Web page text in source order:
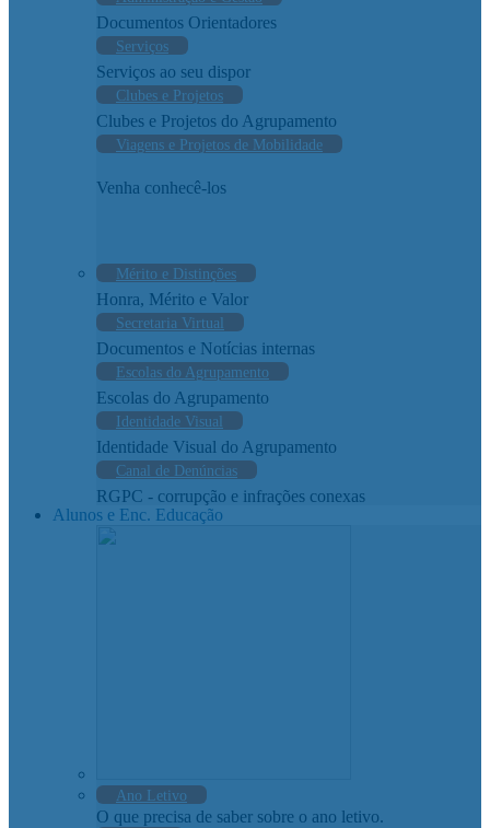
Documentos Orientadores
Serviços
Serviços ao seu dispor
Clubes e Projetos
Clubes e Projetos do Agrupamento
Viagens e Projetos de Mobilidade
Venha conhecê-los
Mérito e Distinções
Honra, Mérito e Valor
Secretaria Virtual
Documentos e Notícias internas
Escolas do Agrupamento
Escolas do Agrupamento
Identidade Visual
Identidade Visual do Agrupamento
Canal de Denúncias
RGPC - corrupção e infrações conexas
Alunos e Enc. Educação
Ano Letivo
O que precisa de saber sobre o ano letivo.